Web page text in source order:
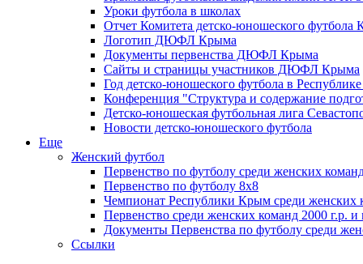
Уроки футбола в школах
Отчет Комитета детско-юношеского футбола
Логотип ДЮФЛ Крыма
Документы первенства ДЮФЛ Крыма
Сайты и страницы участников ДЮФЛ Крыма
Год детско-юношеского футбола в
Конференция "Структура и содержание
Детско-юношеская футбольная лига
Новости детско-юношеского футбола
Еще
Женский футбол
Первенство по футболу среди женских
Первенство по футболу 8х8
Чемпионат Республики Крым среди женских
Первенство среди женских команд 2000 г.р.
Документы Первенства по футболу среди
Ссылки